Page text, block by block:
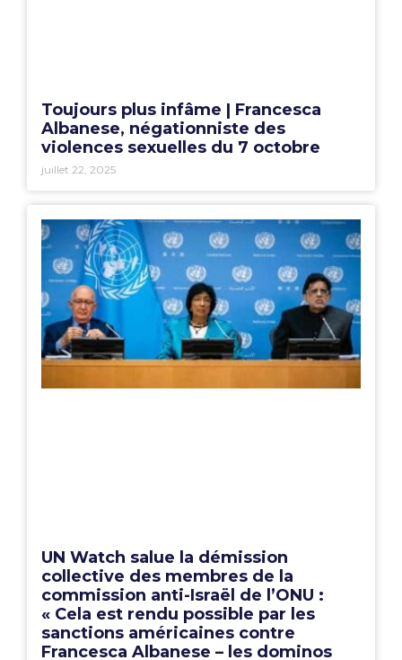
Toujours plus infâme | Francesca
Albanese, négationniste des
violences sexuelles du 7 octobre
juillet 22, 2025
UN Watch salue la démission
collective des membres de la
commission anti-Israël de l’ONU :
« Cela est rendu possible par les
sanctions américaines contre
Francesca Albanese – les dominos